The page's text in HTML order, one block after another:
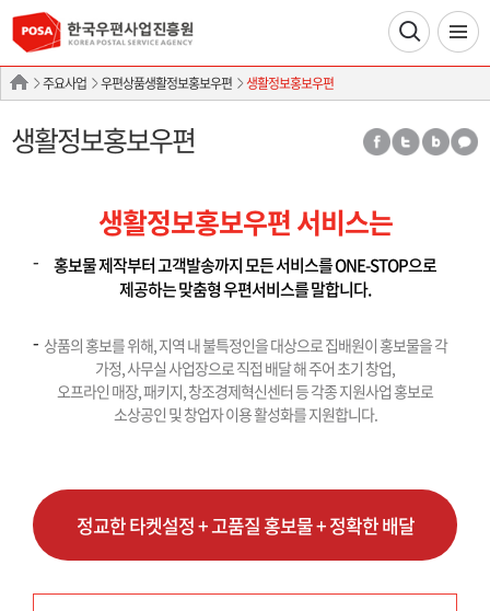
주요사업 우편상품생활정보홍보우편 생활정보홍보우편
생활정보홍보우편
생활정보홍보우편 서비스는
홍보물 제작부터 고객발송까지 모든 서비스를 ONE-STOP으로
제공하는 맞춤형 우편서비스를 말합니다.
상품의 홍보를 위해, 지역 내 불특정인을 대상으로 집배원이 홍보물을 각
가정, 사무실 사업장으로 직접 배달 해 주어 초기 창업,
오프라인 매장, 패키지, 창조경제혁신센터 등 각종 지원사업 홍보로
소상공인 및 창업자 이용 활성화를 지원합니다.
정교한 타켓설정 + 고품질 홍보물 + 정확한 배달